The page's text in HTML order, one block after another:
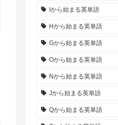
Iから始まる英単語
Hから始まる英単語
Gから始まる英単語
Oから始まる英単語
Nから始まる英単語
Jから始まる英単語
Qから始まる英単語